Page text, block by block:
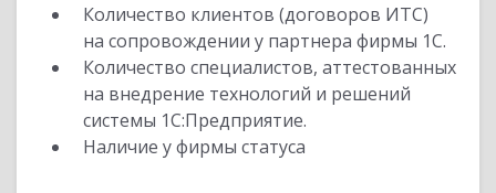
Количество клиентов (договоров ИТС)
на сопровождении у партнера фирмы 1С.
Количество специалистов, аттестованных
на внедрение технологий и решений
системы 1С:Предприятие.
Наличие у фирмы статуса